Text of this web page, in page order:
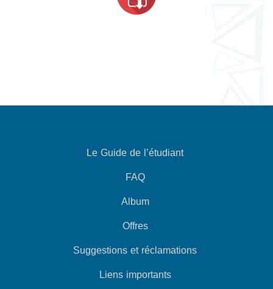
Le Guide de l’étudiant
FAQ
Album
Offres
Suggestions et réclamations
Liens importants